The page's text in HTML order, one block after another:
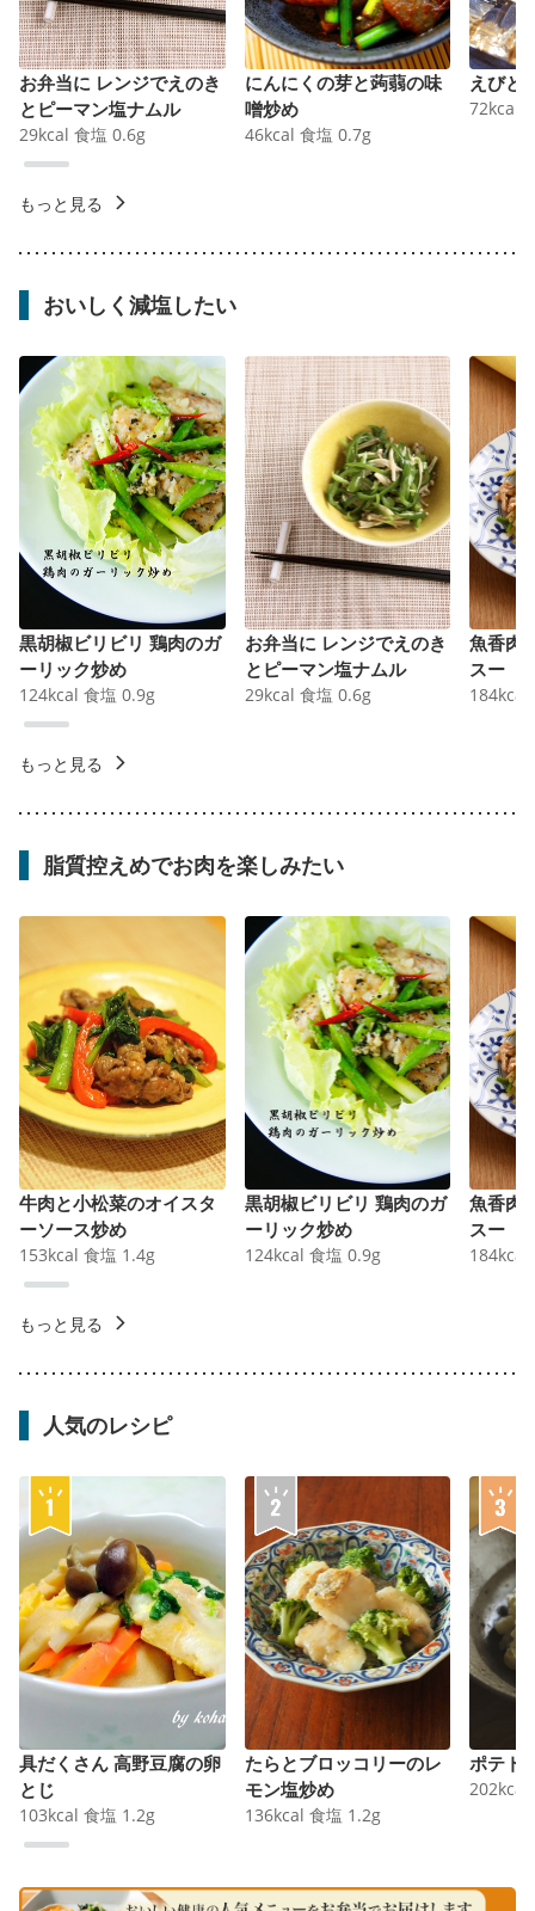
お弁当に レンジでえのき
とピーマン塩ナムル
29kcal 食塩 0.6g
にんにくの芽と蒟蒻の味
噌炒め
46kcal 食塩 0.7g
えびと
72kcal
もっと見る
おいしく減塩したい
黒胡椒ビリビリ 鶏肉のガ
ーリック炒め
124kcal 食塩 0.9g
お弁当に レンジでえのき
とピーマン塩ナムル
29kcal 食塩 0.6g
魚香肉
スー
184kcal
もっと見る
脂質控えめでお肉を楽しみたい
牛肉と小松菜のオイスタ
ーソース炒め
153kcal 食塩 1.4g
黒胡椒ビリビリ 鶏肉のガ
ーリック炒め
124kcal 食塩 0.9g
魚香肉
スー
184kcal
もっと見る
人気のレシピ
具だくさん 高野豆腐の卵
とじ
103kcal 食塩 1.2g
たらとブロッコリーのレ
モン塩炒め
136kcal 食塩 1.2g
ポテト
202kcal